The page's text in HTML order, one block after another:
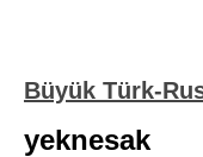
Büyük Türk-
yeknesak